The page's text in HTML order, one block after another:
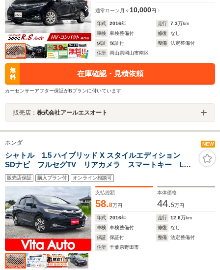
通常ローン 月々 10,000円
年式 2016年 走行 7.3万km
車検
車検整備付 修復
なし
保証
保証付 整備
法定整備付
住所
岡山県岡山市南区
無
料
在庫確認・見積依頼
カーセンサーアフター保証がBプランに付いています
販売店： 株式会社アールエスオート
ホンダ NEW
シャトル 1.5 ハイブリッド X スタイルエディション
SDナビ フルセグTV リアカメラ スマートキー LED
ヘッドライト 衝突軽減ブレーキ Bluetooth クルコ
ン 純正15インチ鉄 ETC
販売店保証 購入プラン付 オンライン相談可
支払総額
58.8万円
本体価格
44.5万円
年式 2016年 走行 12.6万km
車検
車検整備付 修復
なし
保証
保証付 整備
法定整備付
住所
千葉県野田市